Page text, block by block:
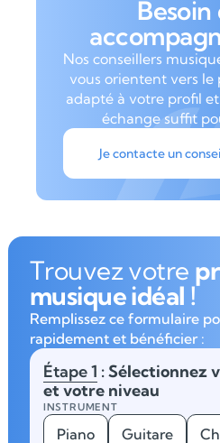
Nos conseillers
vous orientent vers le
adapté à votre profil
échange suffit
Je contacte un
Trouvez votre
musique idéal !
Remplissez ce formulaire
rapidement et bénéficier :
Étape 1 : Sélectionnez
et votre niveau
INSTRUMENT
Piano Guitare